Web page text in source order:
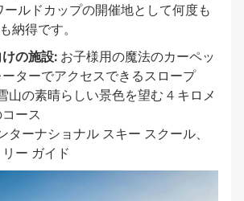
ールドカップの開催地として何度も
納得です。
の施設: お子様用の魔法のカーペッ
ーターでアクセスできるスロープ
山の素晴らしい景色を望む 4 キロメ
ース
ターナショナル スキー スクール、
ー ガイド